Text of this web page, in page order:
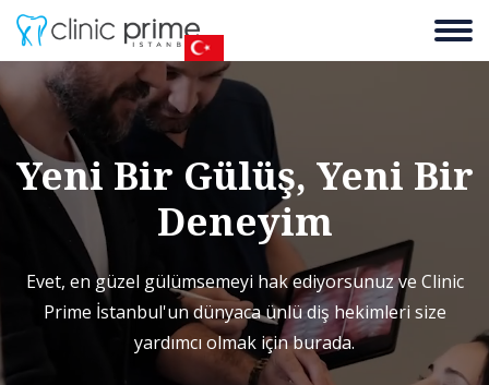
Yeni Bir Gülüş, Yeni Bir
Deneyim
Evet, en güzel gülümsemeyi hak ediyorsunuz ve Clinic
Prime İstanbul'un dünyaca ünlü diş hekimleri size
yardımcı olmak için burada.